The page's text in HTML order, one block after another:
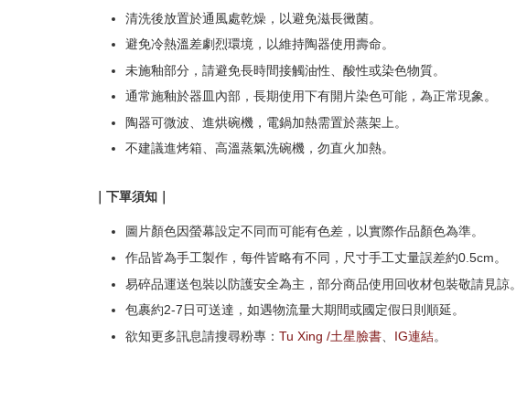
清洗後放置於通風處乾燥，以避免滋長黴菌。
避免冷熱溫差劇烈環境，以維持陶器使用壽命。
未施釉部分，請避免長時間接觸油性、酸性或染色物質。
通常施釉於器皿內部，長期使用下有開片染色可能，為正常現象。
陶器可微波、進烘碗機，電鍋加熱需置於蒸架上。
不建議進烤箱、高溫蒸氣洗碗機，勿直火加熱。
｜下單須知｜
圖片顏色因螢幕設定不同而可能有色差，以實際作品顏色為準。
作品皆為手工製作，每件皆略有不同，尺寸手工丈量誤差約0.5cm。
易碎品運送包裝以防護安全為主，部分商品使用回收材包裝敬請見諒。
包裹約2-7日可送達，如遇物流量大期間或國定假日則順延。
欲知更多訊息請搜尋粉專： Tu Xing /土星臉書 IG連結。